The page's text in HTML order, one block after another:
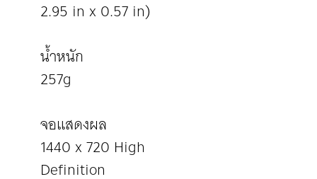
2.95 in x 0.57 in)
น้ำหนัก
257g
จอแสดงผล
1440 x 720 High
Definition